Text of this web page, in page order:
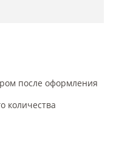
после оформления
количества